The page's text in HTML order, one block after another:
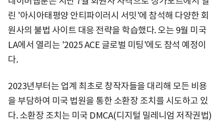
린 '아시아태평양 안티파이러시 서밋'에 참석해 다양한 회
원사의 불법 사이트 대응 전략을 학습했다. 오는 9월 미국
LA에서 열리는 '2025 ACE 글로벌 미팅'에도 참석 예정이
다.
2023년부터는 업계 최초로 창작자들을 대리해 모든 비용
을 부담하여 미국 법원을 통한 소환장 조치를 시도하고 있
다. 소환장 조치는 미국 DMCA(디지털 밀레니엄 저작권법)